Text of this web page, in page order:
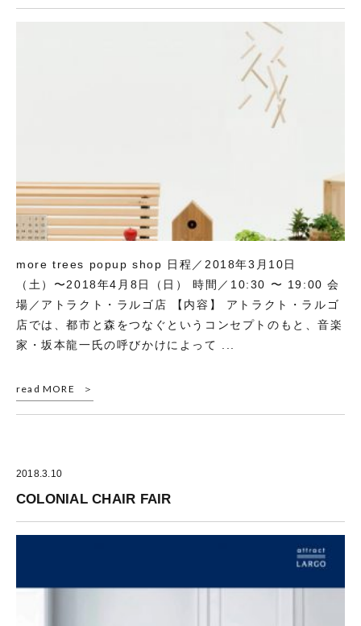
more trees popup shop 日程／2018年3月10日
（土）〜2018年4月8日（日） 時間／10:30 〜 19:00 会
場／アトラクト・ラルゴ店 【内容】 アトラクト・ラルゴ
店では、都市と森をつなぐというコンセプトのもと、音楽
家・坂本龍一氏の呼びかけによって ...
read MORE
2018.3.10
COLONIAL CHAIR FAIR